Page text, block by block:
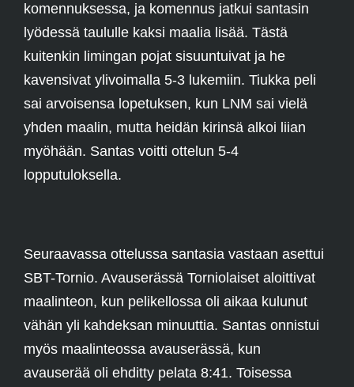
komennuksessa, ja komennus jatkui santasin
lyödessä taululle kaksi maalia lisää. Tästä
kuitenkin limingan pojat sisuuntuivat ja he
kavensivat ylivoimalla 5-3 lukemiin. Tiukka peli
sai arvoisensa lopetuksen, kun LNM sai vielä
yhden maalin, mutta heidän kirinsä alkoi liian
myöhään. Santas voitti ottelun 5-4
lopputuloksella.
Seuraavassa ottelussa santasia vastaan asettui
SBT-Tornio. Avauserässä Torniolaiset aloittivat
maalinteon, kun pelikellossa oli aikaa kulunut
vähän yli kahdeksan minuuttia. Santas onnistui
myös maalinteossa avauserässä, kun
avauserää oli ehditty pelata 8:41. Toisessa